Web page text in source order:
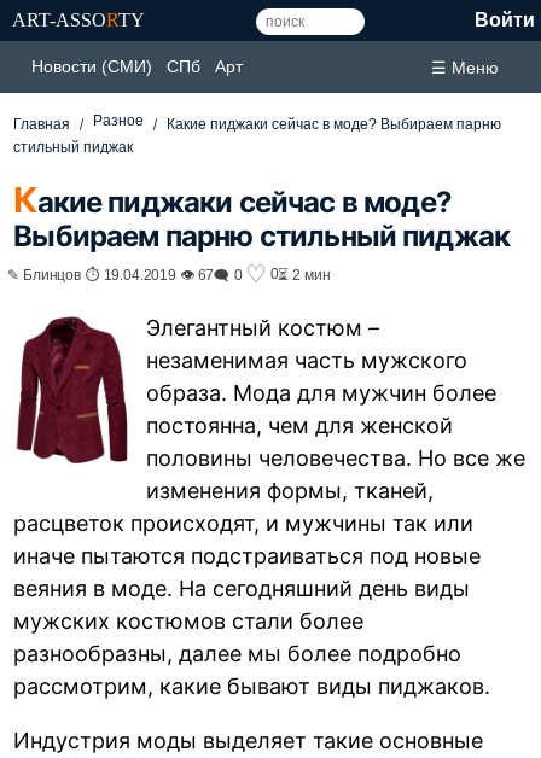
ART-ASSORTY Войти
Новости (СМИ) СПб Арт ☰ Меню
Главная Разное
Какие пиджаки сейчас в моде? Выбираем парню
стильный пиджак
Какие пиджаки сейчас в моде?
Выбираем парню стильный пиджак
✎ Блинцов ⏱ 19.04.2019 👁 67🗨 0 ♡ 0⏳ 2 мин
Элегантный костюм –
незаменимая часть мужского
образа. Мода для мужчин более
постоянна, чем для женской
половины человечества. Но все же
изменения формы, тканей,
расцветок происходят, и мужчины так или
иначе пытаются подстраиваться под новые
веяния в моде. На сегодняшний день виды
мужских костюмов стали более
разнообразны, далее мы более подробно
рассмотрим, какие бывают виды пиджаков.
Индустрия моды выделяет такие основные